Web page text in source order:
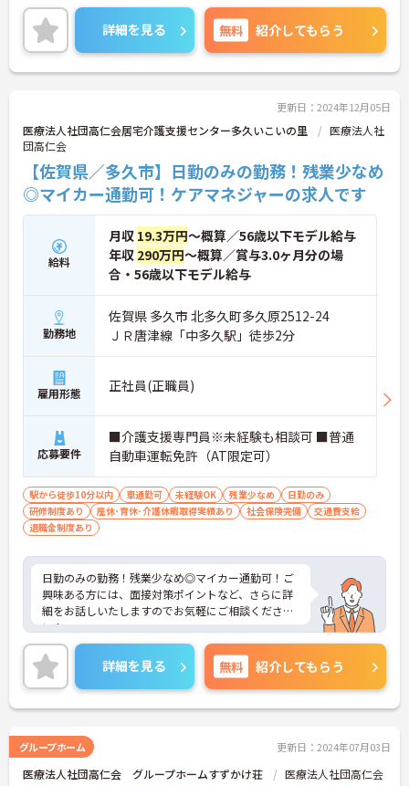
詳細を見る 無料 紹介してもらう
更新日：2024年12月05日
医療法人社団高仁会居宅介護支援センター多久いこいの里
医療法人社
団高仁会
【佐賀県／多久市】日勤のみの勤務！残業少なめ
◎マイカー通勤可！ケアマネジャーの求人です
給料
月収 19.3万円～概算／56歳以下モデル給与
年収 290万円～概算／賞与3.0ヶ月分の場
合・56歳以下モデル給与
勤務地
佐賀県 多久市 北多久町多久原2512-24
ＪＲ唐津線「中多久駅」徒歩2分
雇用形態 正社員(正職員)
応募要件
■介護支援専門員※未経験も相談可 ■普通
自動車運転免許（AT限定可）
駅から徒歩10分以内 車通勤可 未経験OK 残業少なめ
日勤のみ
研修制度あり
産休･育休･介護休暇取得実績あり 社会保険完備
交通費支給
退職金制度あり
日勤のみの勤務！残業少なめ◎マイカー通勤可！ご
興味ある方には、面接対策ポイントなど、さらに詳
細をお話しいたしますのでお気軽にご相談くださ
い！
詳細を見る 無料 紹介してもらう
グループホーム 更新日：2024年07月03日
医療法人社団高仁会 グループホームすずかけ荘 医療法人社団高仁会